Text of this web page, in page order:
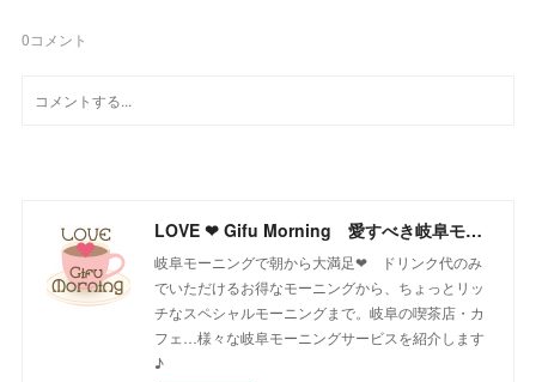
0コメント
LOVE ❤ Gifu Morning 愛すべき岐阜モーニング♪
岐阜モーニングで朝から大満足❤ ドリンク代のみ
でいただけるお得なモーニングから、ちょっとリッ
チなスペシャルモーニングまで。岐阜の喫茶店・カ
フェ…様々な岐阜モーニングサービスを紹介します
♪